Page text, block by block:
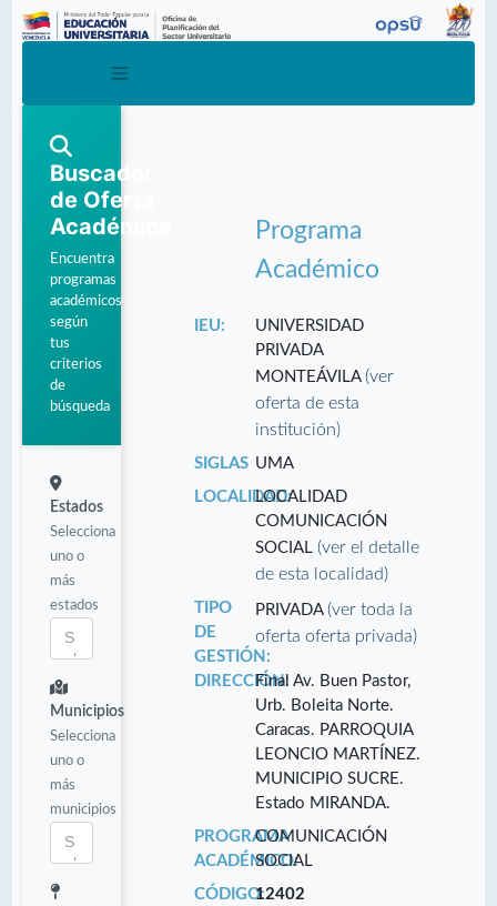
Buscador
de Oferta
Académica
Encuentra
programas
académicos
según
tus
criterios
de
búsqueda
Estados
Selecciona
uno o
más
estados
Municipios
Selecciona
uno o
más
municipios
Programa
Académico
IEU:
UNIVERSIDAD
PRIVADA
MONTEÁVILA(ver
oferta de esta
institución)
SIGLAS UMA
LOCALIDAD:LOCALIDAD
COMUNICACIÓN
SOCIAL(ver el detalle
de esta localidad)
TIPO
DE
GESTIÓN:
PRIVADA(ver toda la
oferta oferta privada)
DIRECCIÓN:Final Av. Buen Pastor,
Urb. Boleita Norte.
Caracas. PARROQUIA
LEONCIO MARTÍNEZ.
MUNICIPIO SUCRE.
Estado MIRANDA.
PROGRAMA
ACADÉMICO:
COMUNICACIÓN
SOCIAL
CÓDIGO:12402